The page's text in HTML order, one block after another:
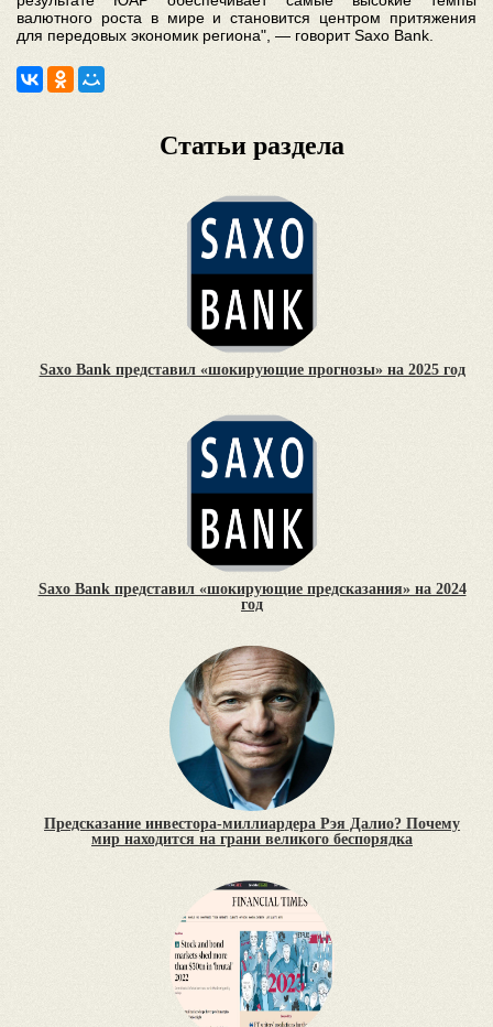
валютного роста в мире и становится центром притяжения
для передовых экономик региона", — говорит Saxo Bank.
Статьи раздела
Saxo Bank представил «шокирующие прогнозы» на 2025 год
Saxo Bank представил «шокирующие предсказания» на 2024
год
Предсказание инвестора-миллиардера Рэя Далио? Почему
мир находится на грани великого беспорядка